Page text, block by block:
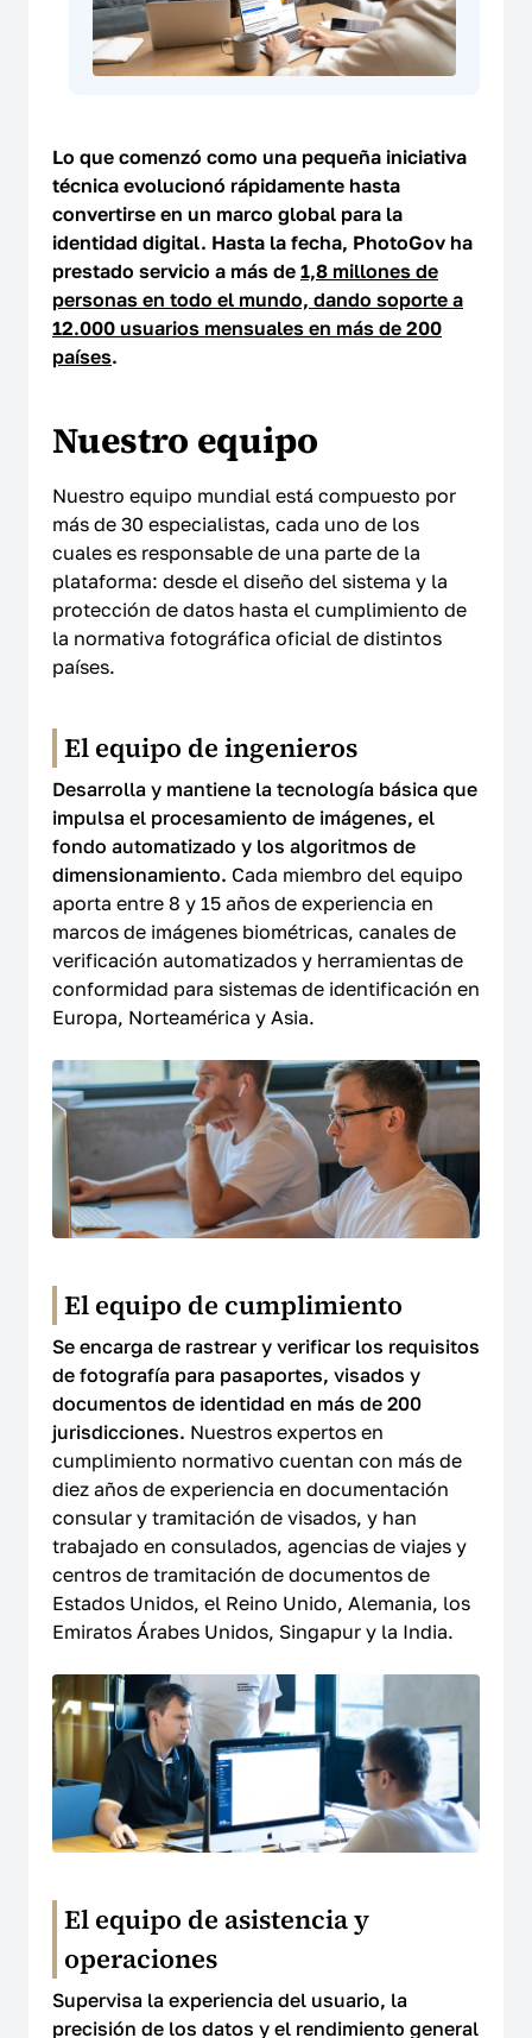
Lo que comenzó como una pequeña iniciativa
técnica evolucionó rápidamente hasta
convertirse en un marco global para la
identidad digital. Hasta la fecha, PhotoGov ha
prestado servicio a más de 1,8 millones de
personas en todo el mundo, dando soporte a
12.000 usuarios mensuales en más de 200
países.
Nuestro equipo
Nuestro equipo mundial está compuesto por
más de 30 especialistas, cada uno de los
cuales es responsable de una parte de la
plataforma: desde el diseño del sistema y la
protección de datos hasta el cumplimiento de
la normativa fotográfica oficial de distintos
países.
El equipo de ingenieros
Desarrolla y mantiene la tecnología básica que
impulsa el procesamiento de imágenes, el
fondo automatizado y los algoritmos de
dimensionamiento. Cada miembro del equipo
aporta entre 8 y 15 años de experiencia en
marcos de imágenes biométricas, canales de
verificación automatizados y herramientas de
conformidad para sistemas de identificación en
Europa, Norteamérica y Asia.
El equipo de cumplimiento
Se encarga de rastrear y verificar los requisitos
de fotografía para pasaportes, visados y
documentos de identidad en más de 200
jurisdicciones. Nuestros expertos en
cumplimiento normativo cuentan con más de
diez años de experiencia en documentación
consular y tramitación de visados, y han
trabajado en consulados, agencias de viajes y
centros de tramitación de documentos de
Estados Unidos, el Reino Unido, Alemania, los
Emiratos Árabes Unidos, Singapur y la India.
El equipo de asistencia y
operaciones
Supervisa la experiencia del usuario, la
precisión de los datos y el rendimiento general